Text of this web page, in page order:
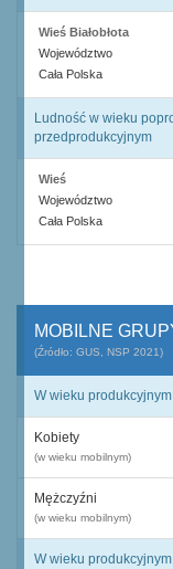
Wieś Białobłota
Województwo
Cała Polska
Ludność w wieku
przedprodukcyjnym
Wieś
Województwo
Cała Polska
MOBILNE
(Źródło: GUS, NSP 2021)
W wieku
Kobiety
(w wieku mobilnym)
Mężczyźni
(w wieku mobilnym)
W wieku